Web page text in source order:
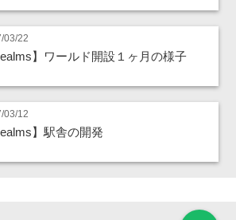
03/22
】ワールド開設１ヶ月の様子
03/12
】駅舎の開発